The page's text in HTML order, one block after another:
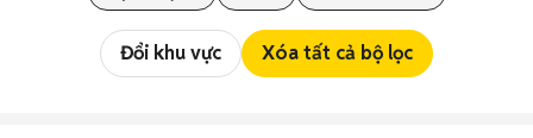
Đổi khu vực Xóa tất cả bộ lọc